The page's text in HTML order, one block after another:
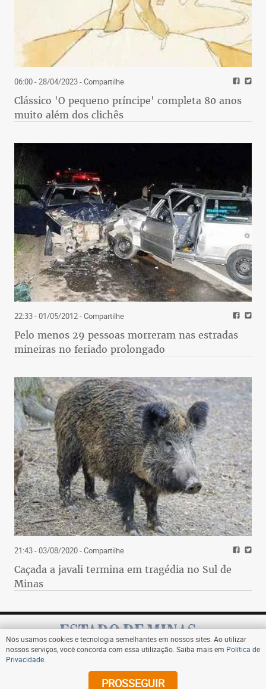
06:00 - 28/04/2023- Compartilhe
Clássico 'O pequeno príncipe' completa 80 anos
muito além dos clichês
22:33 - 01/05/2012- Compartilhe
Pelo menos 29 pessoas morreram nas estradas
mineiras no feriado prolongado
21:43 - 03/08/2020- Compartilhe
Caçada a javali termina em tragédia no Sul de
Minas
Assine
Nós usamos cookies e tecnologia semelhantes em nossos sites. Ao utilizar
nossos serviços, você concorda com essa utilização. Saiba mais em Política de
Privacidade
PROSSEGUIR